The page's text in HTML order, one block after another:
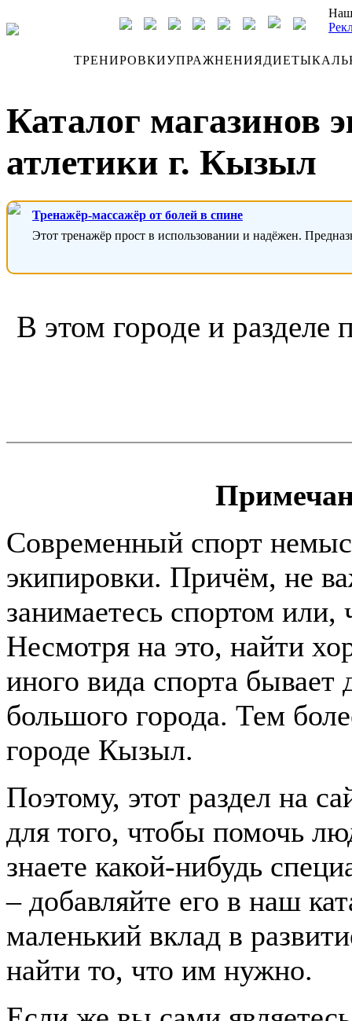
ТРЕНИРОВКИУПРАЖНЕНИЯДИЕТЫ
Каталог магазинов
атлетики г. Кызыл
Тренажёр-массажёр от болей в спине
Этот тренажёр прост в использовании и надёжен.
В этом городе и разделе
Современный спорт
экипировки. Причём, не
занимаетесь спортом или,
Несмотря на это, найти
иного вида спорта
большого города. Тем
городе Кызыл.
Поэтому, этот раздел на
для того, чтобы помочь
знаете какой-нибудь
– добавляйте его в наш
маленький вклад в
найти то, что им нужно.